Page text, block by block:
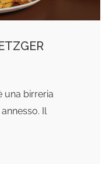
una birreria
Il